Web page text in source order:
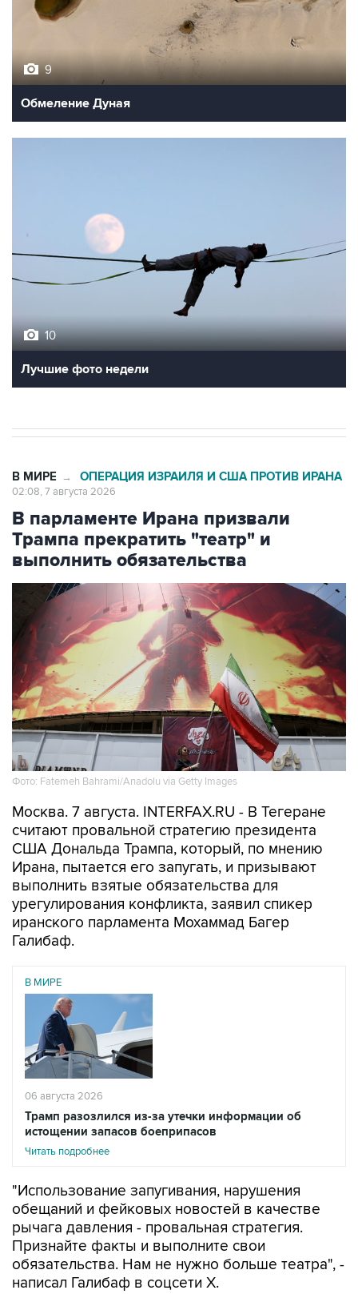
9
Обмеление Дуная
10
Лучшие фото недели
В МИРЕ → ОПЕРАЦИЯ ИЗРАИЛЯ И США ПРОТИВ ИРАНА
02:08, 7 августа 2026
В парламенте Ирана призвали
Трампа прекратить "театр" и
выполнить обязательства
Фото: Fatemeh Bahrami/Anadolu via Getty Images
Москва. 7 августа. INTERFAX.RU - В Тегеране
считают провальной стратегию президента
США Дональда Трампа, который, по мнению
Ирана, пытается его запугать, и призывают
выполнить взятые обязательства для
урегулирования конфликта, заявил спикер
иранского парламента Мохаммад Багер
Галибаф.
В МИРЕ
06 августа 2026
Трамп разозлился из-за утечки информации об
истощении запасов боеприпасов
Читать подробнее
"Использование запугивания, нарушения
обещаний и фейковых новостей в качестве
рычага давления - провальная стратегия.
Признайте факты и выполните свои
обязательства. Нам не нужно больше театра", -
написал Галибаф в соцсети X.